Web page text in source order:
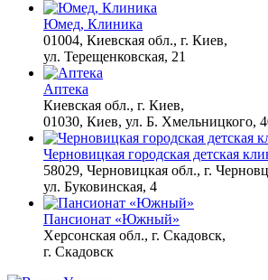
Этот танец невесты
оставит вас без слов!
Пересмотрела 10 раз
Ролик из Омска: вы
будете смеяться долго
Юмед, Клиника
01004, Киевская обл., г. Киев,
ул. Терещенковская, 21
Аптека
Киевская обл., г. Киев,
01030, Киев, ул. Б. Хмельницкого,
Черновицкая городская детская
58029, Черновицкая обл., г.
ул. Буковинская, 4
Пансионат «Южный»
Херсонская обл., г. Скадовск,
г. Скадовск